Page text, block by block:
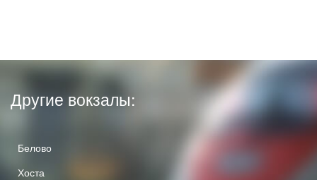
Другие вокзалы:
Белово
Хоста